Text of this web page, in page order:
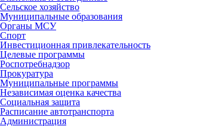
Сельское хозяйство
Муниципальные образования
Органы МСУ
Спорт
Инвестиционная привлекательность
Целевые программы
Роспотребнадзор
Прокуратура
Муниципальные программы
Независимая оценка качества
Социальная защита
Расписание автотранспорта
Администрация